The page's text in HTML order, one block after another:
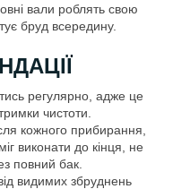
вали роблять свою
бруд всередину.
регулярно, адже це
чистоти.
кожного прибирання,
виконати до кінця, не
повний бак.
видимих збруднень